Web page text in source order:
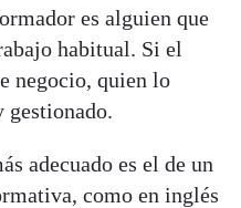
es alguien que
habitual. Si el
negocio, quien lo
gestionado.
adecuado es el de un
como en inglés